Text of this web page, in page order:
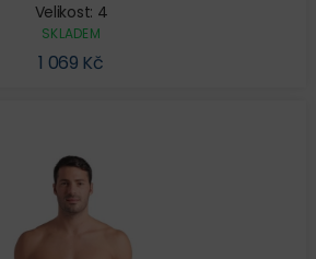
Velikost: 4
SKLADEM
1 069 Kč